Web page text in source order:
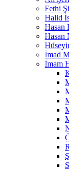
Fethi
Halid
Hasan
Hasan
İmad
İmam